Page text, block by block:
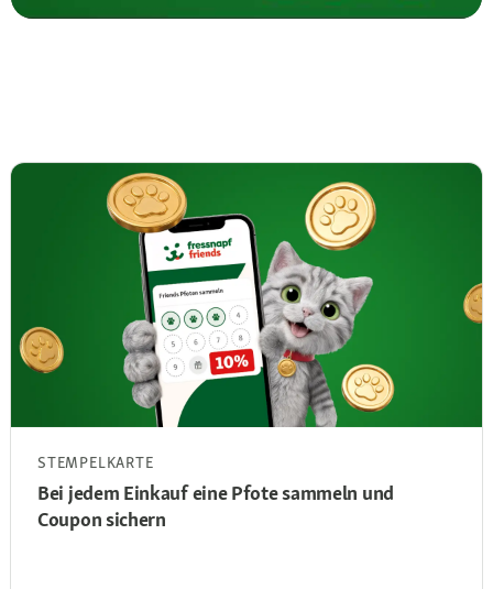
STEMPELKARTE
Bei jedem Einkauf eine Pfote sammeln und
Coupon sichern